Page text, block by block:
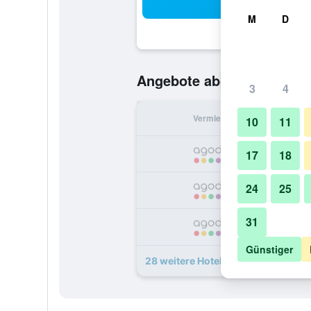
Angebote ab82 € Günstigste
Vermieter
28 weitere Hotel Mediolanum
M D
3 4
10 11
17 18
24 25
31
Günstiger